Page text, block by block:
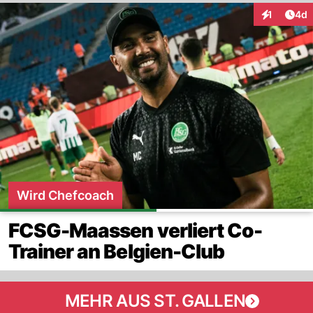
1 4d
Wird Chefcoach
FCSG-Maassen verliert Co-
Trainer an Belgien-Club
MEHR AUS ST. GALLEN